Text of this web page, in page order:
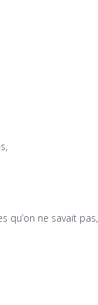
qu’on ne savait pas,